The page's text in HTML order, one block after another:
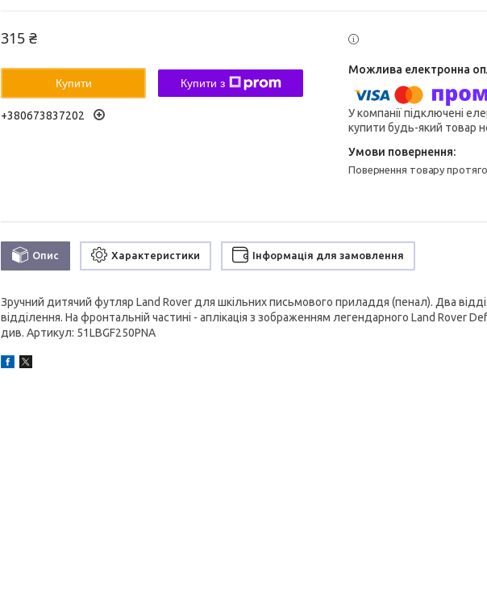
315 ₴
Купити Купити з
+380673837202
У компанії підключені
купити будь-який товар
повернення товару
Опис Характеристики Інформація для замовлення
Зручний дитячий футляр Land Rover для шкільних письмового приладдя (пенал). Два
відділення. На фронтальній частині - аплікація з зображенням легендарного Land Rover
див. Артикул: 51LBGF250PNA